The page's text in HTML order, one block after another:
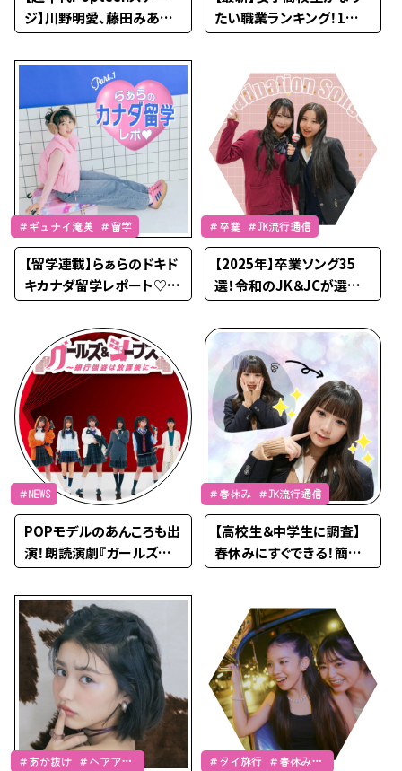
ジ】川野明愛、藤田みあ…
期待の新星5名がPoptee
n専属モデルデビュー♡
たい職業ランキング！1位
は「美容関係」、2位は？
＃ギュナイ滝美 ＃留学
【留学連載】らぁらのドキド
キカナダ留学レポート♡P
art.1
＃卒業 ＃JK流行通信
【2025年】卒業ソング35
選！令和のJK＆JCが選ぶ
今どき曲を大発表
＃NEWS
POPモデルのあんころも出
演！朗読演劇『ガールズ＆シ
ーブズ〜銀行強盗は放課
後に〜』が5月30日（金）か
ら開演☆
＃春休み ＃JK流行通信
【高校生＆中学生に調査】
春休みにすぐできる！簡単
な垢抜け方法13選
＃あか抜け ＃ヘアアレ
＃タイ旅行 ＃春休み